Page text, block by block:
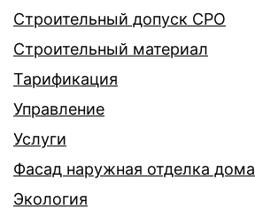
Строительный допуск СРО
Строительный материал
Тарификация
Управление
Услуги
Фасад наружная отделка дома
Экология